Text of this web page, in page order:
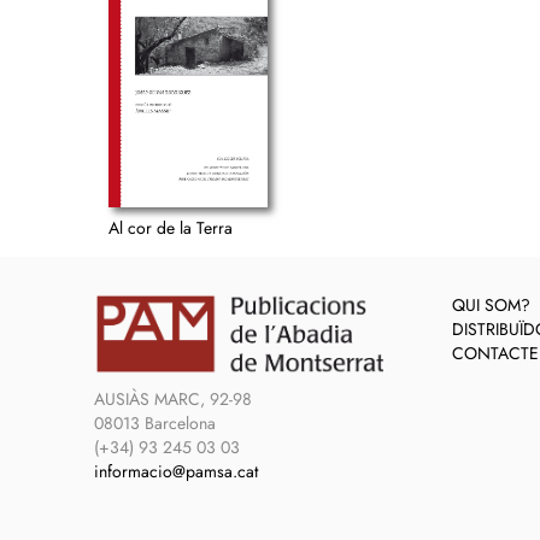
Al cor de la Terra
AUSIÀS MARC, 92-98
08013 Barcelona
(+34) 93 245 03 03
informacio@pamsa.cat
QUI SOM?
CONTACTE